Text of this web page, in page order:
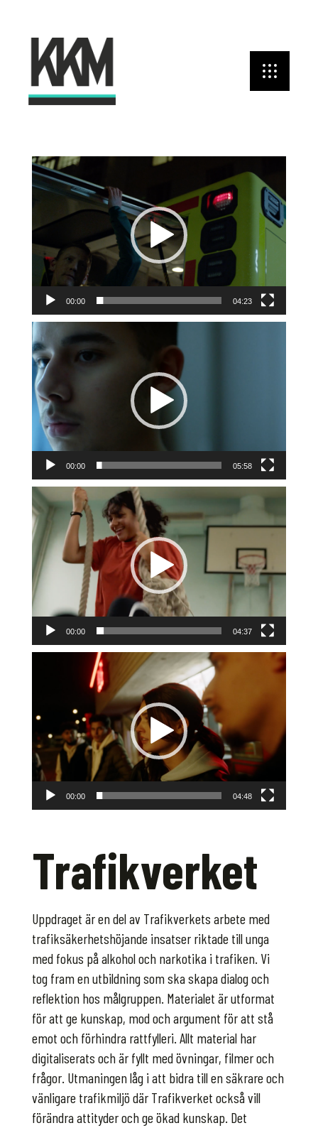
Videospelare
00:00 04:23
Videospelare
00:00 05:58
Videospelare
00:00 04:37
00:00 04:48
Trafikverket
Uppdraget är en del av Trafikverkets arbete med
trafiksäkerhetshöjande insatser riktade till unga
med fokus på alkohol och narkotika i trafiken. Vi
tog fram en utbildning som ska skapa dialog och
reflektion hos målgruppen. Materialet är utformat
för att ge kunskap, mod och argument för att stå
emot och förhindra rattfylleri. Allt material har
digitaliserats och är fyllt med övningar, filmer och
frågor. Utmaningen låg i att bidra till en säkrare och
vänligare trafikmiljö där Trafikverket också vill
förändra attityder och ge ökad kunskap. Det